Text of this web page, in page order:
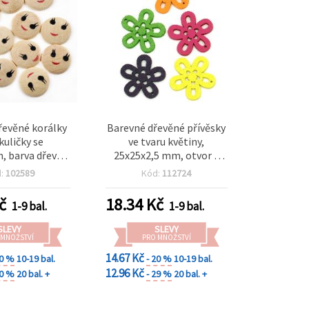
korálky
se
barva dřeva,
50 ks
102589
1-9 bal.
%10-19 bal.
% 20 bal. +
Barevné dřevěné přívěsky
ve tvaru květiny,
25x25x2,5 mm, otvor 1
mm, MIX - 10 ks
Kód: 112724
18.34Kč 1-9 bal.
SLEVY
PRO MNOŽSTVÍ
14.67 Kč- 20 %10-19 bal.
12.96 Kč- 29 % 20 bal. +